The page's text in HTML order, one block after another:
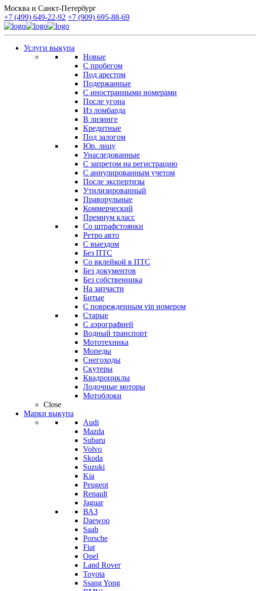
Москва и Санкт-Петербург
+7 (499) 649-22-92 +7 (909) 695-88-69
Услуги выкупа
Новые
С пробегом
Под арестом
Подержанные
С иностранными номерами
После угона
Из ломбарда
В лизинге
Кредитные
Под залогом
Юр. лицу
Унаследованные
С запретом на регистрацию
С аннулированным учетом
После экспертизы
Утилизированный
Праворульные
Коммерческий
Премиум класс
Со штрафстоянки
Ретро авто
С выездом
Без ПТС
Со вклейкой в ПТС
Без документов
Без собственника
На запчасти
Битые
С поврежденным vin номером
Старые
С аэрографией
Водный транспорт
Мототехника
Мопеды
Снегоходы
Скутеры
Квадроциклы
Лодочные моторы
Мотоблоки
Close
Марки выкупа
Audi
Mazda
Subaru
Volvo
Skoda
Suzuki
Kia
Peugeot
Renault
Jaguar
ВАЗ
Daewoo
Saab
Porsche
Fiat
Opel
Land Rover
Toyota
Ssang Yong